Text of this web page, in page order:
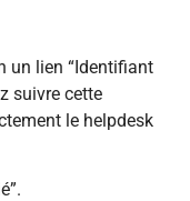
un lien “Identifiant
suivre cette
le helpdesk